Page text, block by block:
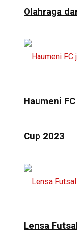
Olahraga
Haumeni
Cup 2023
Lensa